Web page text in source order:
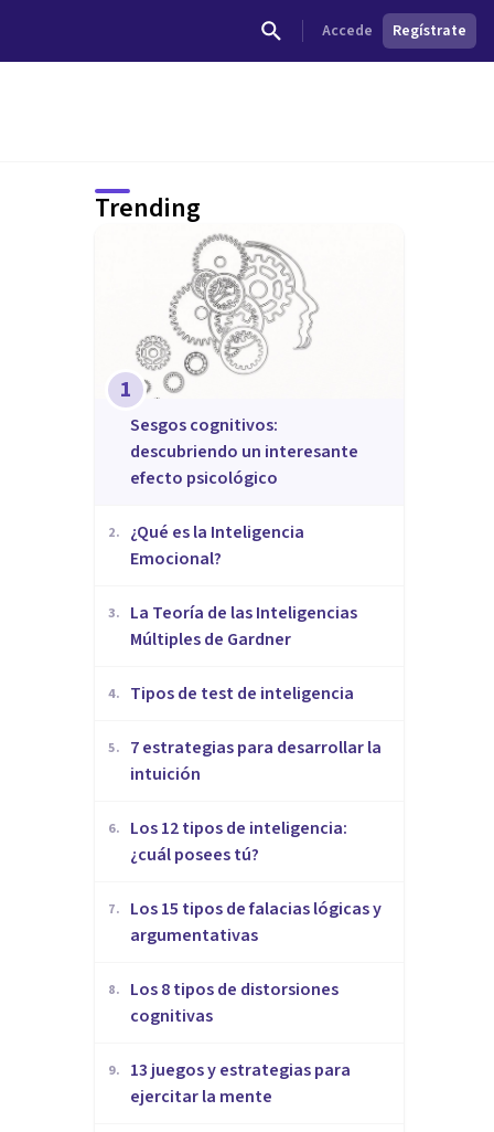
Accede Regístrate
Trending
1
Sesgos cognitivos:
descubriendo un interesante
efecto psicológico
2.
¿Qué es la Inteligencia
Emocional?
3.
La Teoría de las Inteligencias
Múltiples de Gardner
4. ​Tipos de test de inteligencia
5.
7 estrategias para desarrollar la
intuición
6.
Los 12 tipos de inteligencia:
¿cuál posees tú?
7.
Los 15 tipos de falacias lógicas y
argumentativas
8.
Los 8 tipos de distorsiones
cognitivas
9.
13 juegos y estrategias para
ejercitar la mente